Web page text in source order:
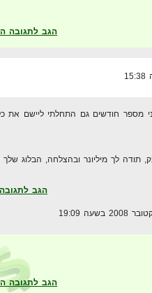
הגב לתגובה
מספר חודשים גם התחלתי ליישם את
תודה לך מיליונר ובהצלחה, הבלוג שלך
הגב לתגובה
הגב לתגובה